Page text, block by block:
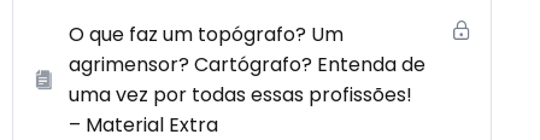
O que faz um topógrafo? Um
agrimensor? Cartógrafo? Entenda de
uma vez por todas essas profissões!
– Material Extra